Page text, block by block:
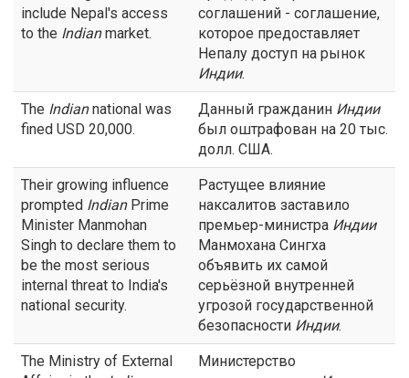
include Nepal's access
to the Indianmarket.
соглашений - соглашение,
которое предоставляет
Непалу доступ на рынок
Индии.
The Indiannational was
fined USD 20,000.
Данный гражданин Индии
был оштрафован на 20 тыс.
долл. США.
Their growing influence
prompted IndianPrime
Minister Manmohan
Singh to declare them to
be the most serious
internal threat to India's
national security.
Растущее влияние
наксалитов заставило
премьер-министра Индии
Манмохана Сингха
объявить их самой
серьёзной внутренней
угрозой государственной
безопасности Индии.
The Ministry of External
Министерство